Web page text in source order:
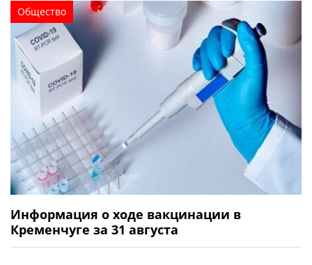
Общество
Информация о ходе вакцинации в
Кременчуге за 31 августа